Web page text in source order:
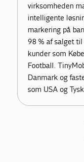
virksomheden
intelligente
markering på
98 % af salget
kunder som
Football.
Danmark og
som USA og